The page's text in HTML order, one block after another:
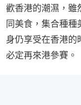
歡香港的潮濕，雖
同美食，集合種
身仍享受在香港的
必定再來港參賽。